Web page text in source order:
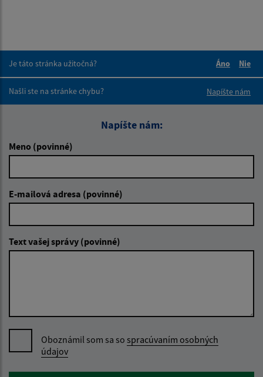
Je táto stránka užitočná?
Áno
Nie
Našli ste na stránke chybu?
Napíšte nám
Napíšte nám:
Meno (povinné)
E-mailová adresa (povinné)
Text vašej správy (povinné)
Oboznámil som sa so spracúvaním osobných
údajov